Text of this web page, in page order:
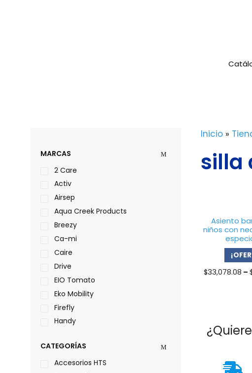
Inicio »
silla
Asiento
niños con
$33,078.08 –
MARCAS
2 Care
Activ
Airsep
Aqua Creek Products
Breezy
Ca-mi
Caire
Drive
EIO Tomato
Eko Mobility
Firefly
Handy
Leggero
Lumex
CATEGORÍAS
Accesorios HTS